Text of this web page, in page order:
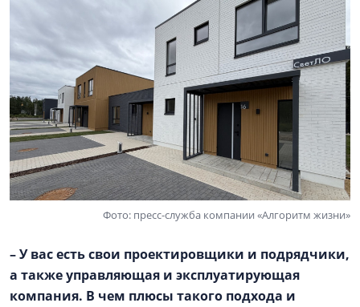
Фото: пресс-служба компании «Алгоритм жизни»
– У вас есть свои проектировщики и подрядчики,
а также управляющая и эксплуатирующая
компания. В чем плюсы такого подхода и